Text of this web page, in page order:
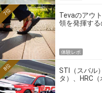
Tevaのアウ
領を発揮する
7位
体験レポ
STI（スバル
タ）、HRC
8位